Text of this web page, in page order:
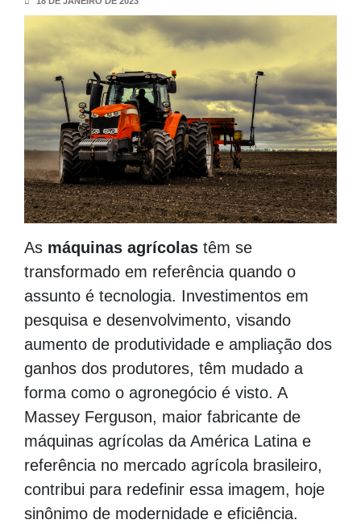
As máquinas agrícolas têm se
transformado em referência quando o
assunto é tecnologia. Investimentos em
pesquisa e desenvolvimento, visando
aumento de produtividade e ampliação dos
ganhos dos produtores, têm mudado a
forma como o agronegócio é visto. A
Massey Ferguson, maior fabricante de
máquinas agrícolas da América Latina e
referência no mercado agrícola brasileiro,
contribui para redefinir essa imagem, hoje
sinônimo de modernidade e eficiência.